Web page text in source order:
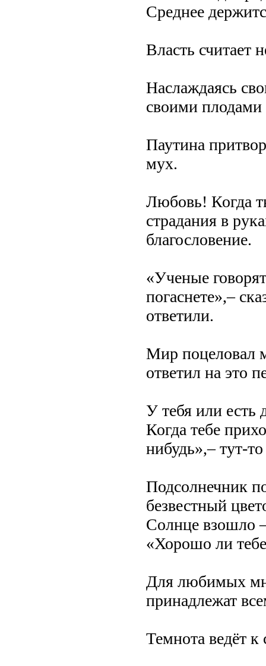
Среднее
Власть считает
Наслаждаясь
своими плодами
Паутина
мух.
Любовь! Когда
страдания в
благословение.
«Ученые
погаснете»,–
ответили.
Мир поцеловал
ответил на это
У тебя или есть
Когда тебе
нибудь»,– тут-
Подсолнечник
безвестный
Солнце взошло
«Хорошо ли
Для любимых
принадлежат
Темнота ведёт к